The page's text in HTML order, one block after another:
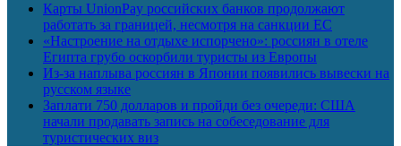
Карты UnionPay российских банков продолжают
работать за границей, несмотря на санкции ЕС
«Настроение на отдыхе испорчено»: россиян в отеле
Египта грубо оскорбили туристы из Европы
Из-за наплыва россиян в Японии появились вывески на
русском языке
Заплати 750 долларов и пройди без очереди: США
начали продавать запись на собеседование для
туристических виз